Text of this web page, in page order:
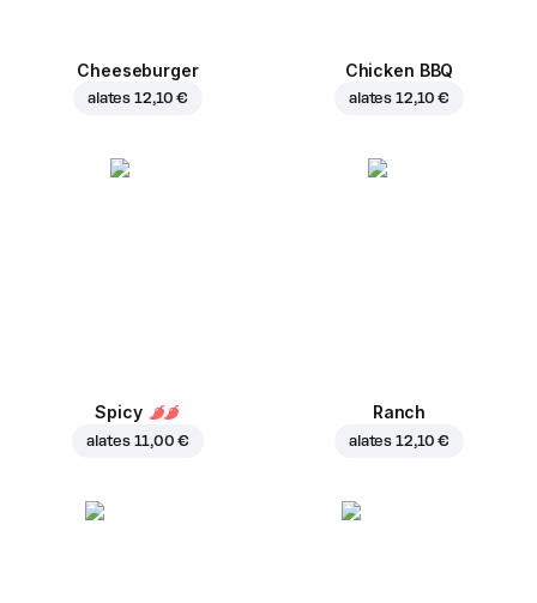
Cheeseburger
alates 12,10 €
Chicken BBQ
alates 12,10 €
Spicy
alates 11,00 €
Ranch
alates 12,10 €